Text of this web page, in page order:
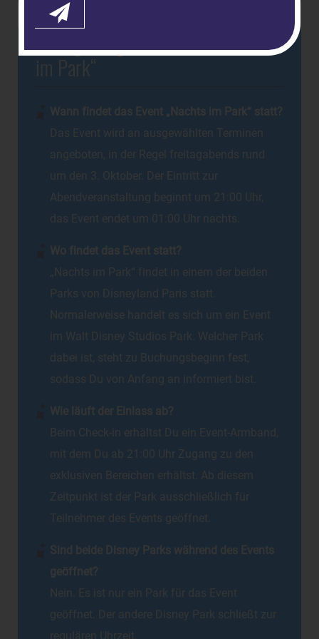
Häufige Fragen zum Event „Nachts
im Park“
Wann findet das Event „Nachts im Park“ statt?
Das Event wird an ausgewählten Terminen
angeboten, in der Regel freitagabends rund
um den 3. Oktober. Der Eintritt zur
Abendveranstaltung beginnt um 21:00 Uhr,
das Event endet um 01:00 Uhr nachts.
Wo findet das Event statt?
„Nachts im Park“ findet in einem der beiden
Parks von Disneyland Paris statt.
Normalerweise handelt es sich um ein Event
im Walt Disney Studios Park. Welcher Park
dabei ist, steht zu Buchungsbeginn fest,
sodass Du von Anfang an informiert bist.
Wie läuft der Einlass ab?
Beim Check-in erhältst Du ein Event-Armband,
mit dem Du ab 21:00 Uhr Zugang zu den
exklusiven Bereichen erhältst. Ab diesem
Zeitpunkt ist der Park ausschließlich für
Teilnehmer des Events geöffnet.
Sind beide Disney Parks während des Events
geöffnet?
Nein. Es ist nur ein Park für das Event
geöffnet. Der andere Disney Park schließt zur
regulären Uhrzeit.